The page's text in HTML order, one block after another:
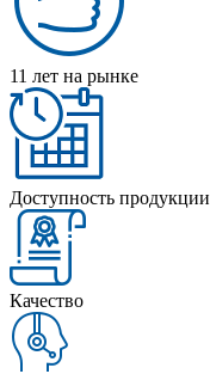
11 лет на рынке
Доступность продукции
Качество